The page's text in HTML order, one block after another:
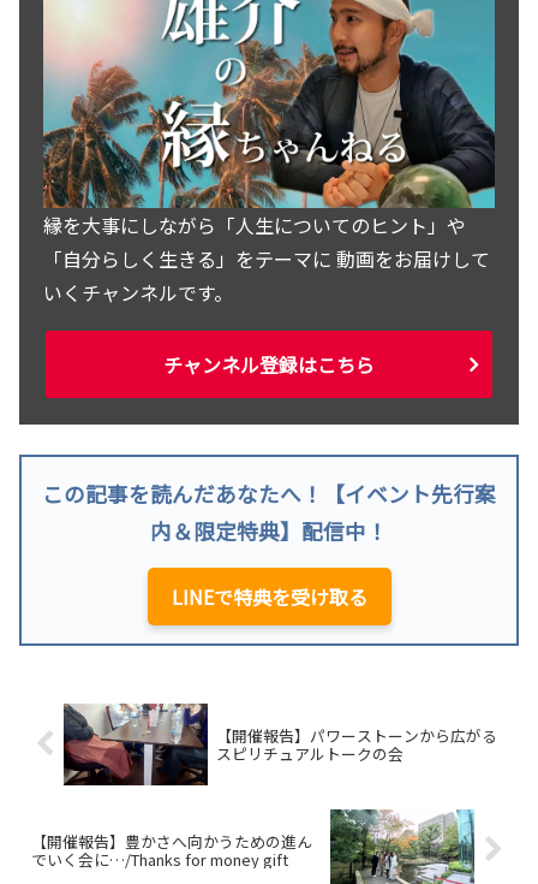
縁を大事にしながら「人生についてのヒント」や
「自分らしく生きる」をテーマに 動画をお届けして
いくチャンネルです。
チャンネル登録はこちら
この記事を読んだあなたへ！【イベント先行案
内＆限定特典】配信中！
LINEで特典を受け取る
【開催報告】パワーストーンから広がる
スピリチュアルトークの会
【開催報告】豊かさへ向かうための進ん
でいく会に…/Thanks for money gift